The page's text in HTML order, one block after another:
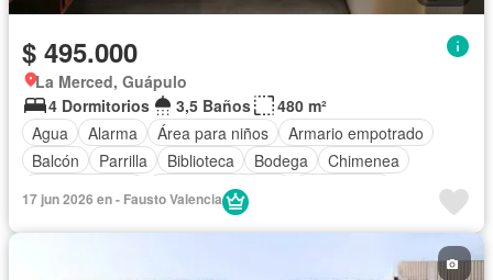
$ 495.000
La Merced, Guápulo
4 Dormitorios
3,5 Baños
480 m²
Agua
Alarma Área para niños
Armario empotrado
Balcón
Parrilla Biblioteca Bodega
Chimenea
Cuarto de servicio
Estacionamiento
Garita de guardianía
Jardín
17 jun 2026 en - Fausto Valencia